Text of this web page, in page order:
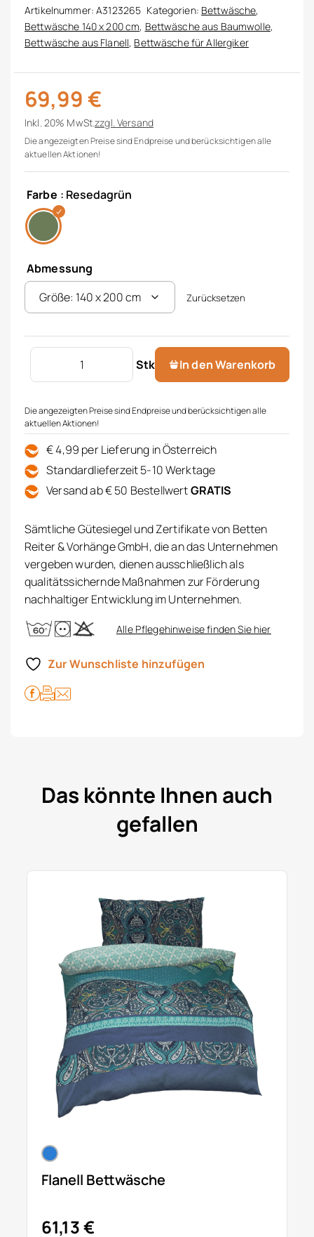
Artikelnummer:A3123265 Kategorien: Bettwäsche,
Bettwäsche 140 x 200 cm, Bettwäsche aus Baumwolle,
Bettwäsche aus Flanell, Bettwäsche für Allergiker
69,99 €
Inkl. 20% MwSt.zzgl.Versand
Die angezeigten Preise sind Endpreise und berücksichtigen alle
aktuellen Aktionen!
Farbe : Resedagrün
Abmessung
Zurücksetzen
Stk
Flanell Bettwäsche Kaeppel Menge
In den Warenkorb
Die angezeigten Preise sind Endpreise und berücksichtigen alle
aktuellen Aktionen!
€ 4,99 per Lieferung in Österreich
Standardlieferzeit 5-10 Werktage
Versand ab € 50 BestellwertGRATIS
Sämtliche Gütesiegel und Zertifikate von Betten
Reiter & Vorhänge GmbH, die an das Unternehmen
vergeben wurden, dienen ausschließlich als
qualitätssichernde Maßnahmen zur Förderung
nachhaltiger Entwicklung im Unternehmen.
Alle Pflegehinweise finden Sie hier
Zur Wunschliste hinzufügen
Das könnte Ihnen auch
gefallen
Flanell Bettwäsche
61,13 €